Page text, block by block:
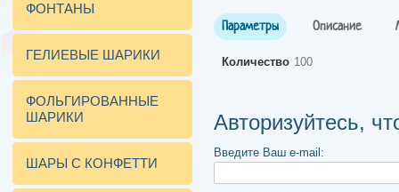
ФОНТАНЫ
ГЕЛИЕВЫЕ ШАРИКИ
ФОЛЬГИРОВАННЫЕ
ШАРИКИ
ШАРЫ С КОНФЕТТИ
Параметры Описание
Количество 100
Авторизуйтесь,
Введите Ваш e-mail: